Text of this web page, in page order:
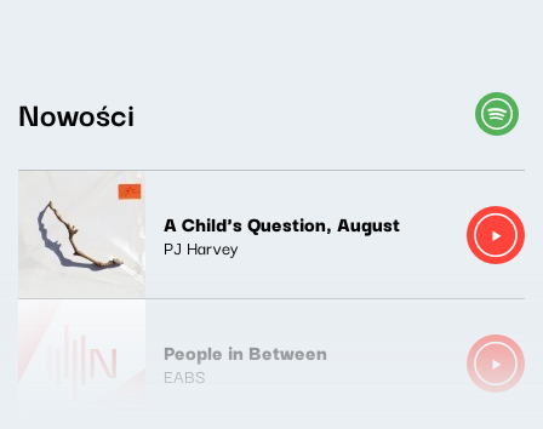
Nowości
A Child's Question, August
PJ Harvey
People in Between
EABS